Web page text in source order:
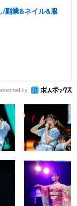
/副業&ネイル&服
by